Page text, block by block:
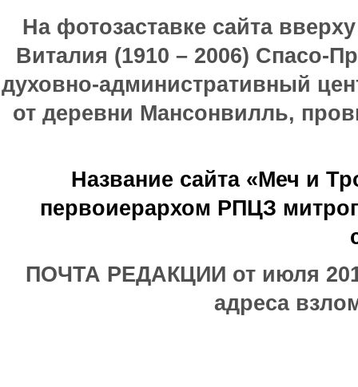
На фотозаставке сайта
Виталия (1910 – 2006) Спасо-
духовно-административный
от деревни Мансонвилль,
Название сайта «Меч и
первоиерархом РПЦЗ
ПОЧТА РЕДАКЦИИ от июля
адреса